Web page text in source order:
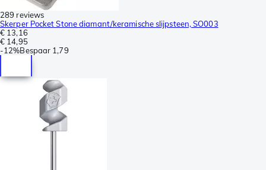
289 reviews
Skerper Pocket Stone diamant/keramische slijpsteen, SO003
€ 13,16
€ 14,95
-12%Bespaar 1,79